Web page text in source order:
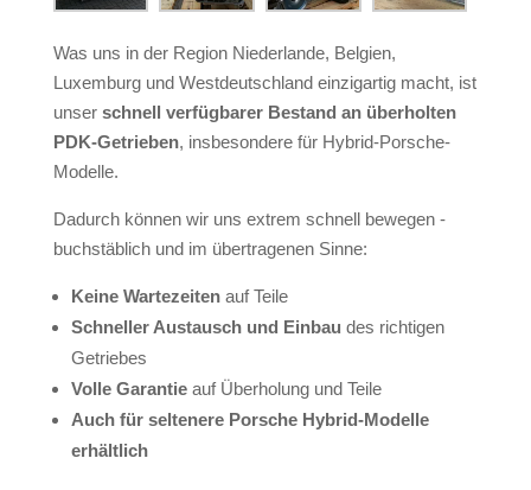
Was uns in der Region Niederlande, Belgien,
Luxemburg und Westdeutschland einzigartig macht, ist
unser schnell verfügbarer Bestand an überholten
PDK-Getrieben, insbesondere für Hybrid-Porsche-
Modelle.
Dadurch können wir uns extrem schnell bewegen -
buchstäblich und im übertragenen Sinne:
Keine Wartezeitenauf Teile
Schneller Austausch und Einbau des richtigen
Getriebes
Volle Garantieauf Überholung und Teile
Auch für seltenere Porsche Hybrid-Modelle
erhältlich